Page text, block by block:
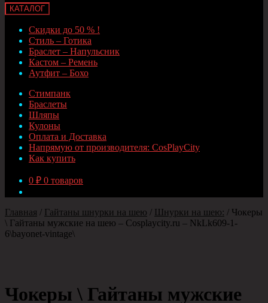
КАТАЛОГ
Скидки до 50 % !
Стиль – Готика
Браслет – Напульсник
Кастом – Ремень
Аутфит – Бохо
Стимпанк
Браслеты
Шляпы
Кулоны
Оплата и Доставка
Напрямую от производителя: CosPlayCity
Как купить
0 ₽ 0 товаров
Главная / Гайтаны шнурки на шею / Шнурки на шею: / Чокеры
\ Гайтаны мужские на шею – Сosplaycity.ru – NkLk609-1-
6\bayonet-vintage\
Чокеры \ Гайтаны мужские